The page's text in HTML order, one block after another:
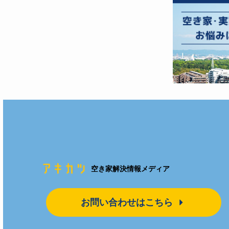
空き家解決情報メディア
お問い合わせはこちら